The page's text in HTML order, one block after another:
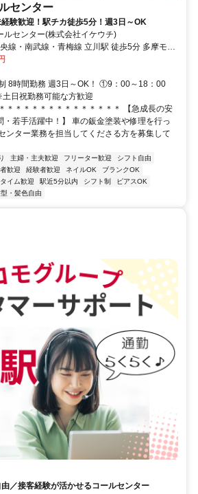
センター
験歓迎！駅チカ徒歩5分！週3日～OK
センター(株式会社イケウチ)
線・南武線・青梅線 立川駅 徒歩5分 多摩モノ
8時間勤務 週3日～OK！ ①9：00～18：00
日祝勤務可能な方歓迎
＊＊＊＊＊＊＊＊＊＊＊＊＊＊ 【急成長の安
・若手活躍中！】 車の鈑金塗装や修理を行っ
ンター業務を担当してくださる方を募集して
主婦・主夫歓迎 フリーター歓迎
シフト自由
歓迎 経験者歓迎 ネイルOK
ブランクOK
イム歓迎 駅近5分以内 シフト制
ピアスOK
・髪色自由
／接客経験が活かせるコールセンター